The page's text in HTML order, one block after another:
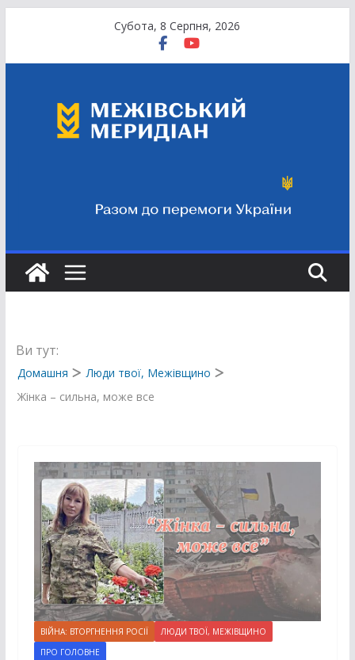
вмісту
Субота, 8 Серпня, 2026
Ви тут:
Домашня
Люди твої, Межівщино
Жінка – сильна, може все
ВІЙНА: ВТОРГНЕННЯ РОСІЇ
ЛЮДИ ТВОЇ, МЕЖІВЩИНО
ПРО ГОЛОВНЕ